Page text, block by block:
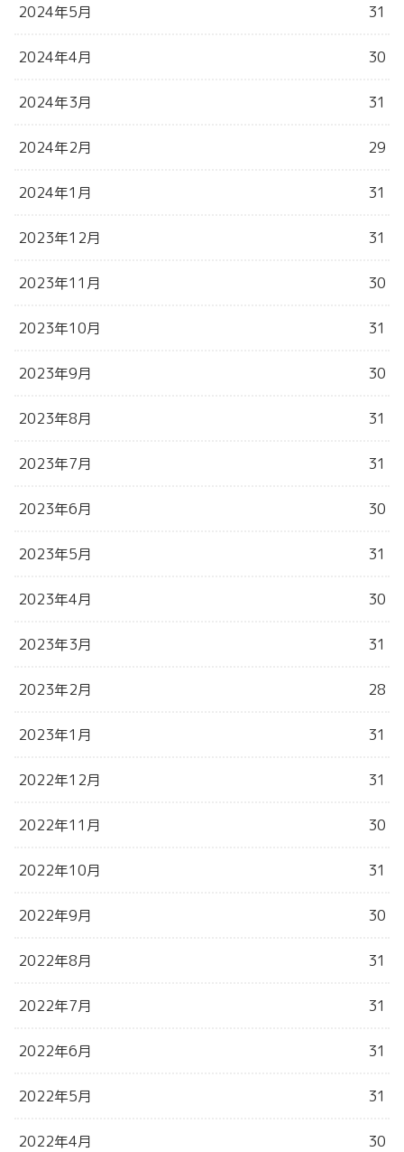
2024年5月 31
2024年4月 30
2024年3月 31
2024年2月 29
2024年1月 31
2023年12月 31
2023年11月 30
2023年10月 31
2023年9月 30
2023年8月 31
2023年7月 31
2023年6月 30
2023年5月 31
2023年4月 30
2023年3月 31
2023年2月 28
2023年1月 31
2022年12月 31
2022年11月 30
2022年10月 31
2022年9月 30
2022年8月 31
2022年7月 31
2022年6月 31
2022年5月 31
2022年4月 30